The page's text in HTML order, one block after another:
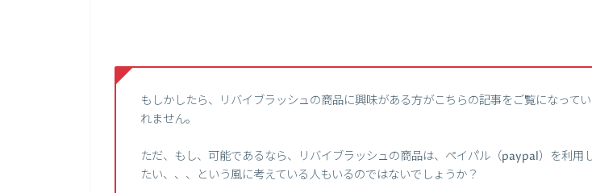
もしかしたら、リバイブラッシュの商品に興味がある方がこちらの記事をご覧になって
れません。
ただ、もし、可能であるなら、リバイブラッシュの商品は、ペイパル（paypal）を利用
たい、、、という風に考えている人もいるのではないでしょうか？